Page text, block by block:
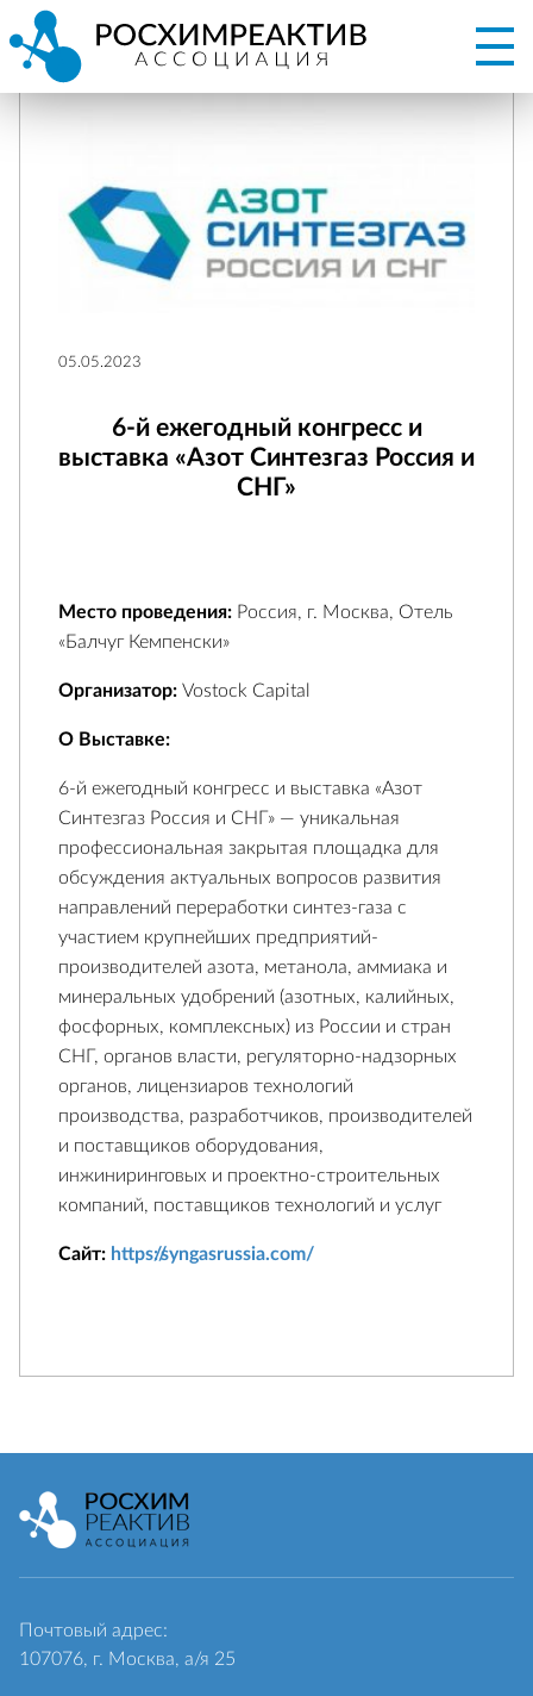
05.05.2023
6-й ежегодный конгресс и
выставка «Азот Синтезгаз Россия и
СНГ»
Место проведения: Россия, г. Москва, Отель
«Балчуг Кемпенски»
Организатор: Vostock Capital
О Выставке:
6-й ежегодный конгресс и выставка «Азот
Синтезгаз Россия и СНГ» — уникальная
профессиональная закрытая площадка для
обсуждения актуальных вопросов развития
направлений переработки синтез-газа с
участием крупнейших предприятий-
производителей азота, метанола, аммиака и
минеральных удобрений (азотных, калийных,
фосфорных, комплексных) из России и стран
СНГ, органов власти, регуляторно-надзорных
органов, лицензиаров технологий
производства, разработчиков, производителей
и поставщиков оборудования,
инжиниринговых и проектно-строительных
компаний, поставщиков технологий и услуг
Сайт: https://syngasrussia.com/
Почтовый адрес:
107076, г. Москва, а/я 25